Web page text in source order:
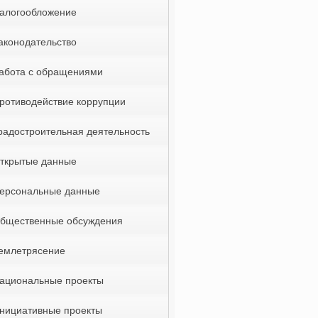
с обращениями
коррупции
деятельность
данные
данные
обсуждения
проекты
проекты